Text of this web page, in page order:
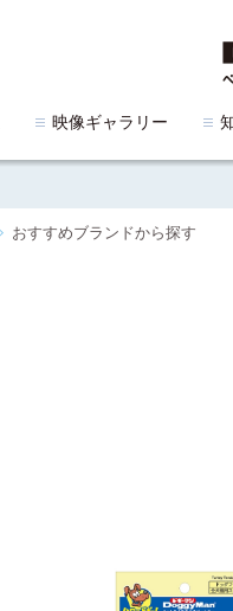
映像ギャラリー
おすすめブランドから探す